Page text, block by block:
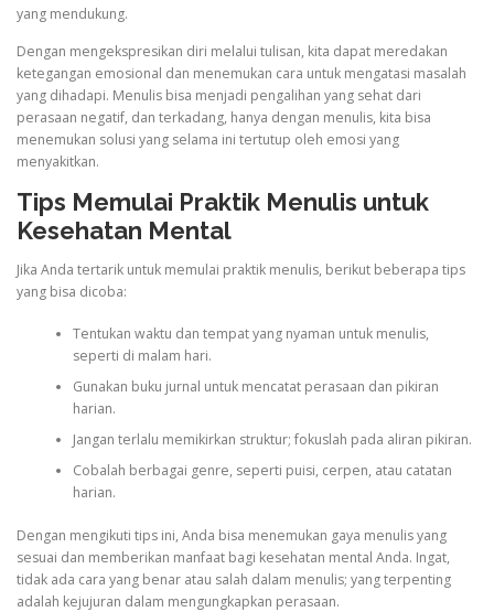
yang mendukung.
Dengan mengekspresikan diri melalui tulisan, kita dapat meredakan
ketegangan emosional dan menemukan cara untuk mengatasi masalah
yang dihadapi. Menulis bisa menjadi pengalihan yang sehat dari
perasaan negatif, dan terkadang, hanya dengan menulis, kita bisa
menemukan solusi yang selama ini tertutup oleh emosi yang
menyakitkan.
Tips Memulai Praktik Menulis untuk
Kesehatan Mental
Jika Anda tertarik untuk memulai praktik menulis, berikut beberapa tips
yang bisa dicoba:
Tentukan waktu dan tempat yang nyaman untuk menulis,
seperti di malam hari.
Gunakan buku jurnal untuk mencatat perasaan dan pikiran
harian.
Jangan terlalu memikirkan struktur; fokuslah pada aliran pikiran.
Cobalah berbagai genre, seperti puisi, cerpen, atau catatan
harian.
Dengan mengikuti tips ini, Anda bisa menemukan gaya menulis yang
sesuai dan memberikan manfaat bagi kesehatan mental Anda. Ingat,
tidak ada cara yang benar atau salah dalam menulis; yang terpenting
adalah kejujuran dalam mengungkapkan perasaan.